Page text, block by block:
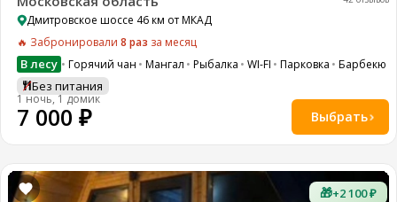
Дмитровское шоссе 46 км от МКАД
🔥 Забронировали 8 раз за месяц
В лесу Горячий чан Мангал Рыбалка WI-FI Парковка Барбекю
Без питания
1 ночь, 1 домик
7 000 ₽ Выбрать
🎁+2 100 ₽